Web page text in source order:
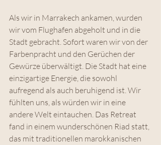
Als wir in Marrakech ankamen, wurden
wir vom Flughafen abgeholt und in die
Stadt gebracht. Sofort waren wir von der
Farbenpracht und den Gerüchen der
Gewürze überwältigt. Die Stadt hat eine
einzigartige Energie, die sowohl
aufregend als auch beruhigend ist. Wir
fühlten uns, als würden wir in eine
andere Welt eintauchen. Das Retreat
fand in einem wunderschönen Riad statt,
das mit traditionellen marokkanischen